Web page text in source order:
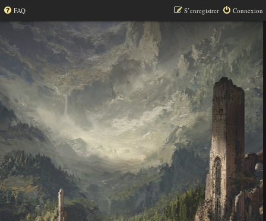
FAQ Connexion
S’enregistrer